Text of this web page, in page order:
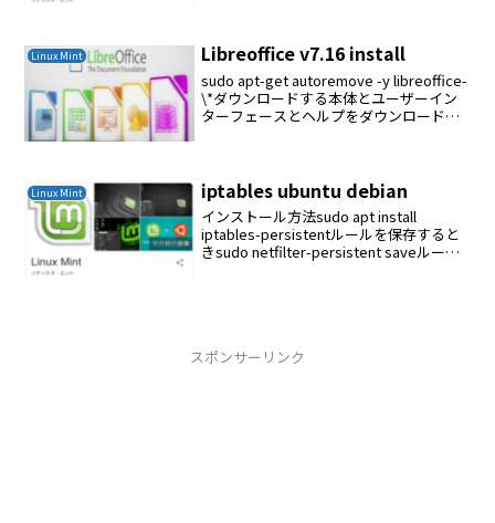
Linux Mint Libreoffice v7.16 install
sudo apt-get autoremove -y libreoffice-
\*ダウンロードする本体とユーザーイン
ターフェースとヘルプをダウンロードす
Linux Mint iptables ubuntu debian
インストール方法sudo apt install
iptables-persistentルールを保存すると
きsudo netfilter-persistent saveルール
スポンサーリンク